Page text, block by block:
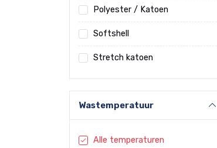
Polyester / Katoen
Softshell
Stretch katoen
Wastemperatuur
Alle temperaturen